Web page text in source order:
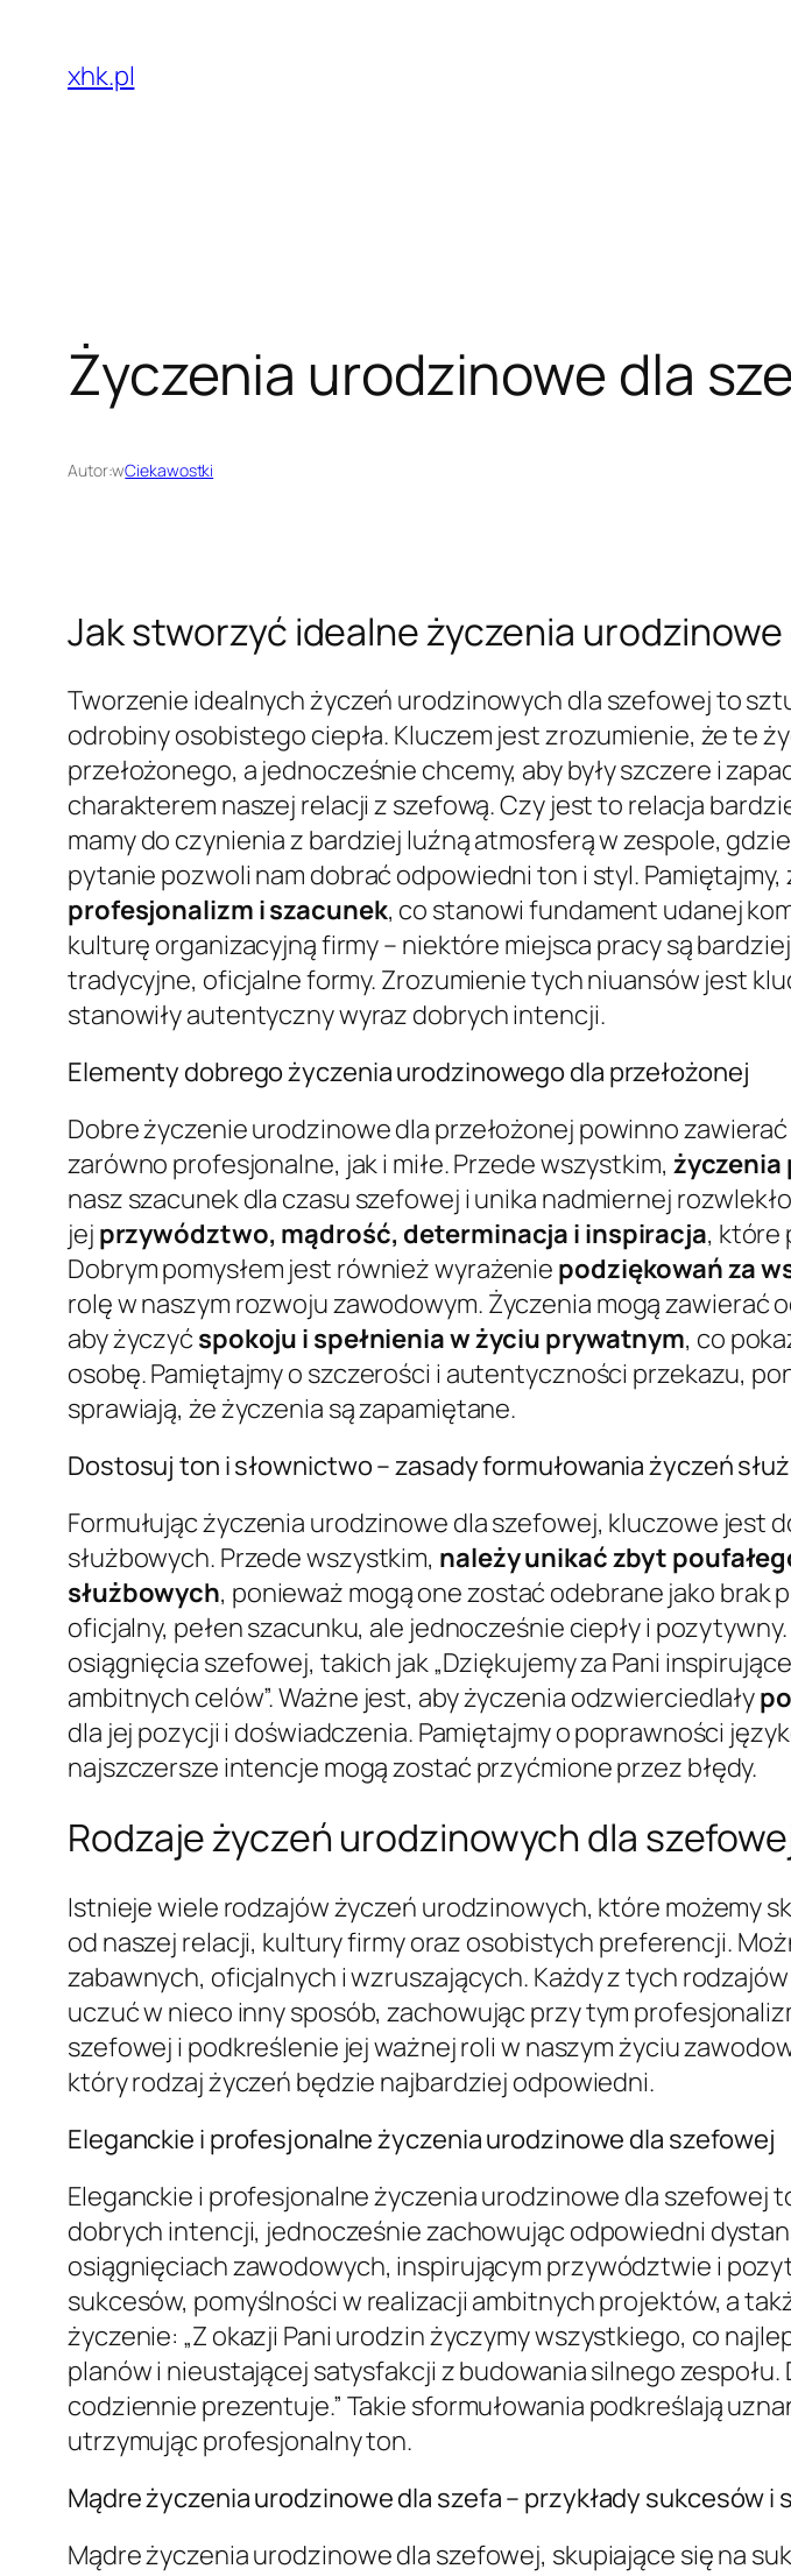
treści
xhk.pl
Życzenia urodzinowe dla
Autor:wCiekawostki
Jak stworzyć idealne życzenia
Tworzenie idealnych życzeń urodzinowych dla szefowej to
odrobiny osobistego ciepła. Kluczem jest zrozumienie, że te
przełożonego, a jednocześnie chcemy, aby były szczere i
charakterem naszej relacji z szefową. Czy jest to relacja
mamy do czynienia z bardziej luźną atmosferą w zespole,
pytanie pozwoli nam dobrać odpowiedni ton i styl. Pamiętajmy,
profesjonalizm i szacunek, co stanowi fundament udanej
kulturę organizacyjną firmy – niektóre miejsca pracy są
tradycyjne, oficjalne formy. Zrozumienie tych niuansów jest
stanowiły autentyczny wyraz dobrych intencji.
Elementy dobrego życzenia urodzinowego dla przełożonej
Dobre życzenie urodzinowe dla przełożonej powinno
zarówno profesjonalne, jak i miłe. Przede wszystkim, życzenia
nasz szacunek dla czasu szefowej i unika nadmiernej
jej przywództwo, mądrość, determinacja i inspiracja, które
Dobrym pomysłem jest również wyrażenie podziękowań za
rolę w naszym rozwoju zawodowym. Życzenia mogą
aby życzyć spokoju i spełnienia w życiu prywatnym, co
osobę. Pamiętajmy o szczerości i autentyczności przekazu,
sprawiają, że życzenia są zapamiętane.
Dostosuj ton i słownictwo – zasady formułowania życzeń
Formułując życzenia urodzinowe dla szefowej, kluczowe jest
służbowych. Przede wszystkim, należy unikać zbyt
służbowych, ponieważ mogą one zostać odebrane jako
oficjalny, pełen szacunku, ale jednocześnie ciepły i
osiągnięcia szefowej, takich jak „Dziękujemy za Pani
ambitnych celów”. Ważne jest, aby życzenia odzwierciedlały
dla jej pozycji i doświadczenia. Pamiętajmy o poprawności
najszczersze intencje mogą zostać przyćmione przez błędy.
Rodzaje życzeń urodzinowych dla
Istnieje wiele rodzajów życzeń urodzinowych, które możemy
od naszej relacji, kultury firmy oraz osobistych preferencji.
zabawnych, oficjalnych i wzruszających. Każdy z tych
uczuć w nieco inny sposób, zachowując przy tym
szefowej i podkreślenie jej ważnej roli w naszym życiu
który rodzaj życzeń będzie najbardziej odpowiedni.
Eleganckie i profesjonalne życzenia urodzinowe dla szefowej
Eleganckie i profesjonalne życzenia urodzinowe dla szefowej
dobrych intencji, jednocześnie zachowując odpowiedni
osiągnięciach zawodowych, inspirującym przywództwie i
sukcesów, pomyślności w realizacji ambitnych projektów, a
życzenie: „Z okazji Pani urodzin życzymy wszystkiego, co
planów i nieustającej satysfakcji z budowania silnego
codziennie prezentuje.” Takie sformułowania podkreślają
utrzymując profesjonalny ton.
Mądre życzenia urodzinowe dla szefa – przykłady sukcesów i
Mądre życzenia urodzinowe dla szefowej, skupiające się na